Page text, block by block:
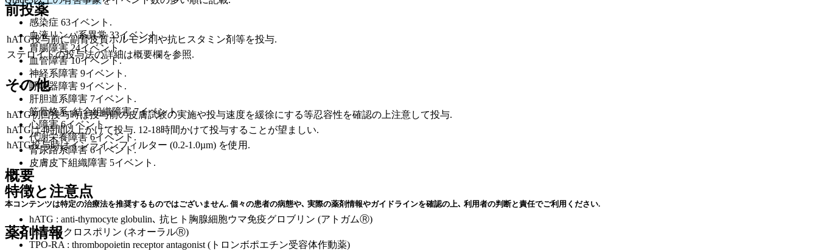
感染症 63イベント.
血液リンパ系異常 33イベント.
胃腸障害 24イベント.
血管障害 10イベント.
神経系障害 9イベント.
呼吸器障害 9イベント.
肝胆道系障害 7イベント.
筋骨格系･結合組織障害 7イベント.
心障害 6イベント.
代謝栄養障害 6イベント.
腎尿路系障害 6イベント.
皮膚皮下組織障害 5イベント.
特徴と注意点
hATG : anti-thymocyte globulin､ 抗ヒト胸腺細胞ウマ免疫グロブリン (アトガムⓇ)
CsA : シクロスポリン (ネオーラルⓇ)
TPO-RA : thrombopoietin receptor antagonist (トロンボポエチン受容体作動薬)
前投薬
hATG投与前に副腎皮質ホルモン剤や抗ヒスタミン剤等を投与.
ステロイドの投与法の詳細は概要欄を参照.
その他
hATG初回投与時は投与前の皮膚試験の実施や投与速度を緩徐にする等忍容性を確認の上注意して投与.
hATGは4時間以上かけて投与. 12-18時間かけて投与することが望ましい.
hATG投与時はインラインフィルター (0.2-1.0µm) を使用.
概要
本コンテンツは特定の治療法を推奨するものではございません. 個々の患者の病態や､ 実際の薬剤情報やガイドラインを確認の上､ 利用者の判断と責任でご利用ください.
薬剤情報